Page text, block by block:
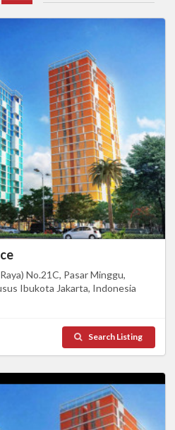
No.21C, Pasar Minggu,
Ibukota Jakarta, Indonesia
Search Listing